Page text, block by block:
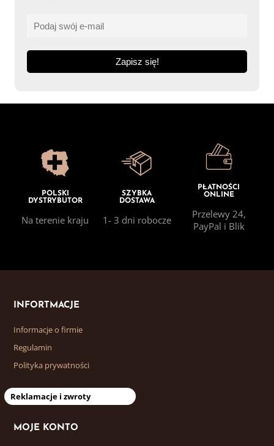
POLSKI
DYSTRYBUTOR
Na terenie kraju
SZYBKA
DOSTAWA
1- 3 dni robocze
PŁATNOŚCI
ONLINE
Przelewy 24,
PayPal i Blik
INFORTMACJE
Informacje o firmie
Regulamin
Polityka prywatności
Reklamacje i zwroty
MOJE KONTO